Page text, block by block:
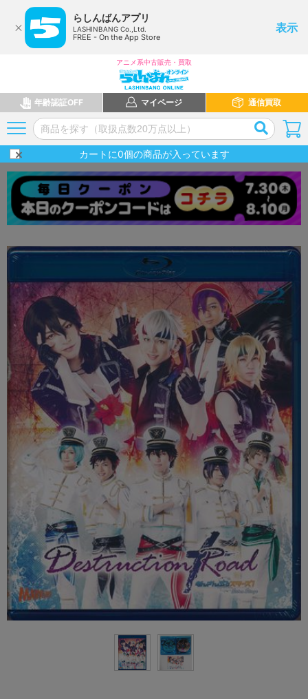
らしんばんアプリ
LASHINBANG Co.,Ltd.
FREE - On the App Store
表示
アニメ系中古販売・買取
年齢認証OFF マイページ 通信買取
カートに0個の商品が入っています